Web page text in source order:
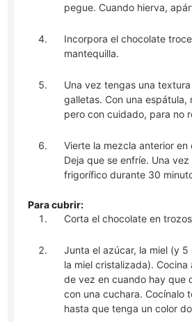
pegue. Cuando hierva,
Incorpora el chocolate
mantequilla.
Una vez tengas una
galletas. Con una espátula,
pero con cuidado, para no
Vierte la mezcla anterior en
Deja que se enfríe. Una
frigorífico durante 30
Para cubrir:
Corta el chocolate en
Junta el azúcar, la miel (y
la miel cristalizada).
de vez en cuando hay que
con una cuchara. Cocínalo
hasta que tenga un color